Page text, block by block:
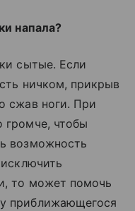
напала?
сытые. Если
ничком, прикрыв
сжав ноги. При
громче, чтобы
возможность
то может помочь
приближающегося